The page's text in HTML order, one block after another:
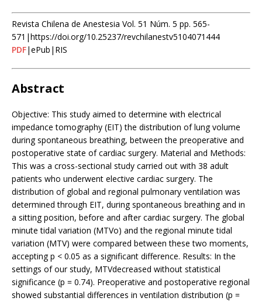
Revista Chilena de Anestesia Vol. 51 Núm. 5 pp. 565-
571|https://doi.org/10.25237/revchilanestv5104071444
PDF|ePub|RIS
Abstract
Objective: This study aimed to determine with electrical
impedance tomography (EIT) the distribution of lung volume
during spontaneous breathing, between the preoperative and
postoperative state of cardiac surgery. Material and Methods:
This was a cross-sectional study carried out with 38 adult
patients who underwent elective cardiac surgery. The
distribution of global and regional pulmonary ventilation was
determined through EIT, during spontaneous breathing and in
a sitting position, before and after cardiac surgery. The global
minute tidal variation (MTVo) and the regional minute tidal
variation (MTV) were compared between these two moments,
accepting p < 0.05 as a significant difference. Results: In the
settings of our study, MTVdecreased without statistical
significance (p = 0.74). Preoperative and postoperative regional
showed substantial differences in ventilation distribution (p =